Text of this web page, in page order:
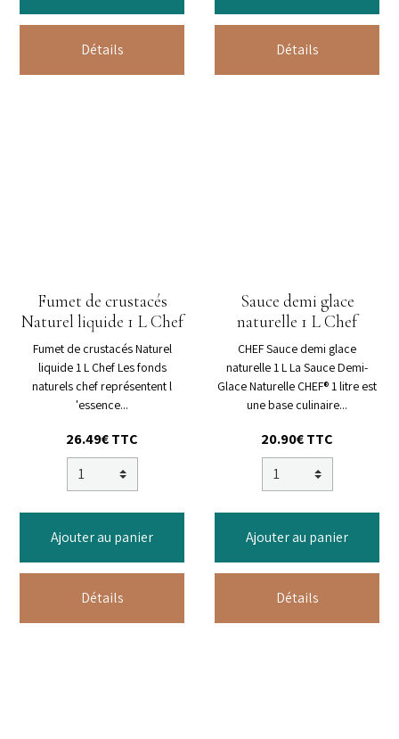
Détails Détails
Fumet de crustacés
Naturel liquide 1 L Chef
Fumet de crustacés Naturel
liquide 1 L Chef Les fonds
naturels chef représentent l
'essence...
26.49€ TTC
Ajouter au panier
Détails
Sauce demi glace
naturelle 1 L Chef
CHEF Sauce demi glace
naturelle 1 L La Sauce Demi-
Glace Naturelle CHEF® 1 litre est
une base culinaire...
20.90€ TTC
Ajouter au panier
Détails